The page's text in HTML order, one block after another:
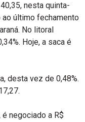
nesta quinta-
ao último fechamento
No litoral
Hoje, a saca é
desta vez de 0,48%.
negociado a R$